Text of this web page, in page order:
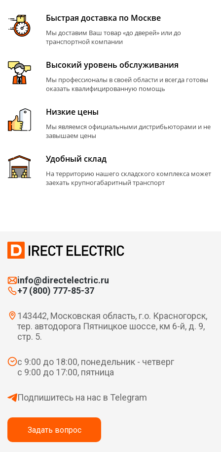
Быстрая доставка по Москве
Мы доставим Ваш товар «до дверей» или до
транспортной компании
Высокий уровень обслуживания
Мы профессионалы в своей области и всегда готовы
оказать квалифицированную помощь
Низкие цены
Мы являемся официальными дистрибьюторами и не
завышаем цены
Удобный склад
На территорию нашего складского комплекса может
заехать крупногабаритный транспорт
info@directelectric.ru
+7 (800) 777-85-37
143442, Московская область, г.о. Красногорск,
тер. автодорога Пятницкое шоссе, км 6-й, д. 9,
стр. 5.
с 9:00 до 18:00, понедельник - четверг
с 9:00 до 17:00, пятница
Подпишитесь на нас в Telegram
Задать вопрос